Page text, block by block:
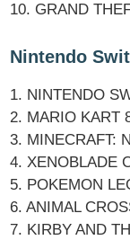
10. GRAND
Nintendo
1. NINTENDO
2. MARIO KART
3. MINECRAFT:
4. XENOBLADE
5. POKEMON
6. ANIMAL
7. KIRBY AND